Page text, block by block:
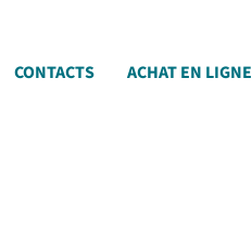
CONTACTS ACHAT EN LIGNE